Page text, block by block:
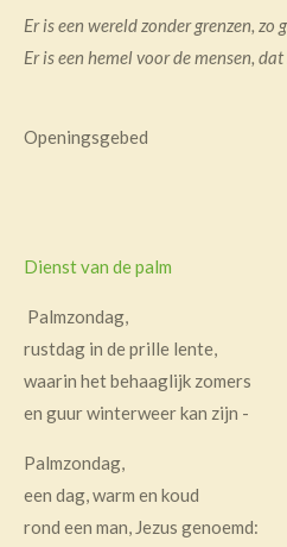
Er is een wereld zonder grenzen, zo
Er is een hemel voor de mensen,
Openingsgebed
Dienst van de palm
Palmzondag,
rustdag in de prille lente,
waarin het behaaglijk zomers
en guur winterweer kan zijn -
Palmzondag,
een dag, warm en koud
rond een man, Jezus genoemd: